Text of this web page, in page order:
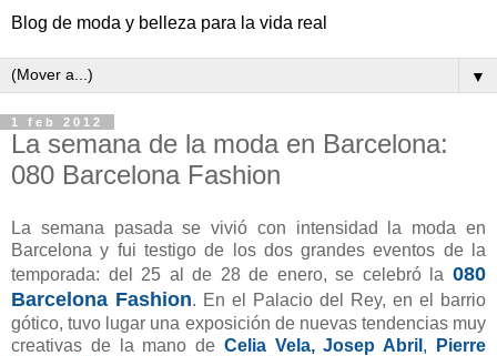
Blog de moda y belleza para la vida real
▼
1 feb 2012
La semana de la moda en Barcelona:
080 Barcelona Fashion
La semana pasada se vivió con intensidad la moda en
Barcelona y fui testigo de los dos grandes eventos de la
temporada: del 25 al de 28 de enero, se celebró la 080
Barcelona Fashion. En el Palacio del Rey, en el barrio
gótico, tuvo lugar una exposición de nuevas tendencias muy
creativas de la mano de Celia Vela, Josep Abril ,
Pierre